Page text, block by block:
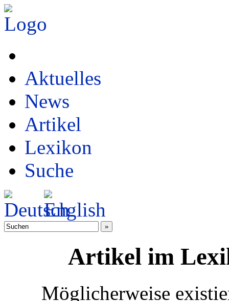
Aktuelles
News
Artikel
Lexikon
Suche
Artikel im
Möglicherweise